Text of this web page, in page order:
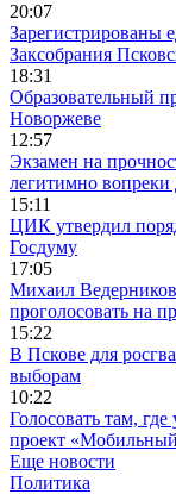
20:07
Зарегистрированы
Заксобрания
18:31
Образовательный
Новоржеве
12:57
Экзамен на
легитимно
15:11
ЦИК утвердил
Госдуму
17:05
Михаил
проголосовать на
15:22
В Пскове для
выборам
10:22
Голосовать там,
проект «Мобильный
Еще новости
Политика